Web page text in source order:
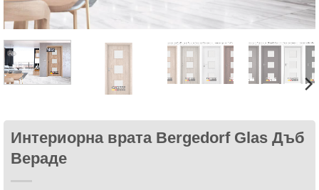
Интериорна врата Bergedorf Glas Дъб
Вераде